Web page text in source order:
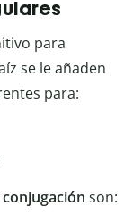
para
se le añaden
para:
son: